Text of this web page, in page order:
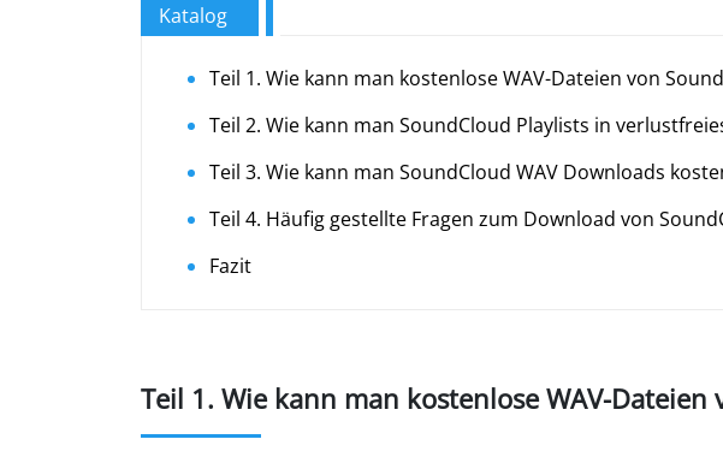
Katalog
Teil 1. Wie kann man kostenlose WAV-Dateien von
Teil 2. Wie kann man SoundCloud Playlists in
Teil 3. Wie kann man SoundCloud WAV Downloads
Teil 4. Häufig gestellte Fragen zum Download von
Fazit
Teil 1. Wie kann man kostenlose WAV-